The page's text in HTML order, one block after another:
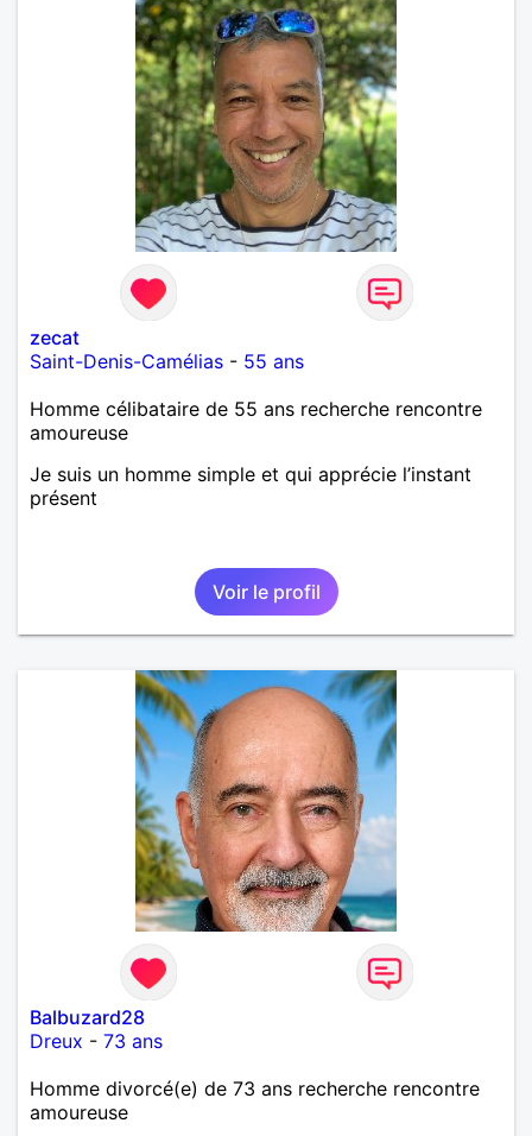
zecat
Saint-Denis-Camélias - 55 ans
Homme célibataire de 55 ans recherche rencontre
amoureuse
Je suis un homme simple et qui apprécie l’instant
présent
Voir le profil
Balbuzard28
Dreux - 73 ans
Homme divorcé(e) de 73 ans recherche rencontre
amoureuse